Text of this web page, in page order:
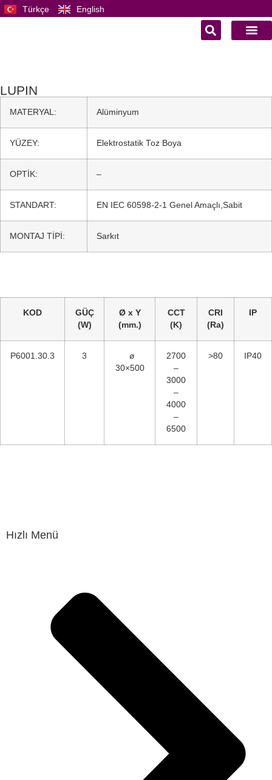
Türkçe English
LUPIN
MATERYAL: Alüminyum
YÜZEY: Elektrostatik Toz Boya
OPTİK: –
STANDART: EN IEC 60598-2-1 Genel Amaçlı,Sabit
MONTAJ TİPİ: Sarkıt
KOD
GÜÇ
(W)
Ø x Y
(mm.)
CCT
(K)
CRI
(Ra)
IP
P6001.30.3 3
ø
30×500
2700
–
3000
–
4000
–
6500
>80 IP40
Hızlı Menü